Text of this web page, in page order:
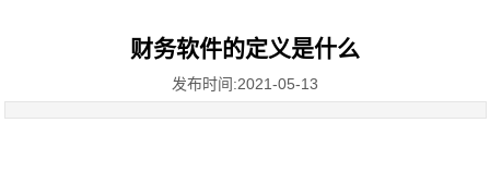
财务软件的定义是什么
发布时间:2021-05-13